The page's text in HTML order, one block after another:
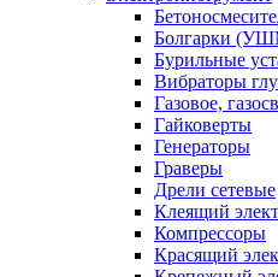
Болгарки
Бурильные
Вибраторы
Газовое,
Гайковерты
Генераторы
Граверы
Дрели сетевые
Клеящий
Компрессоры
Красящий